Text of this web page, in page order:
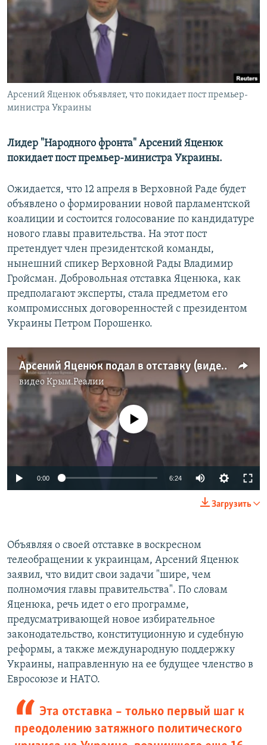
ПОБЕДИТЕЛЕЙ НЕ СУДЯТ?
КРЫМ.НЕПОКОРЕННЫЙ
УКРАИНСКАЯ ПРОБЛЕМА КРЫМА
ПРИСОЕДИНЯЙТЕСЬ!
Все сайты RFE/RL
Арсений Яценюк объявляет, что покидает пост премьер-
министра Украины
Лидер "Народного фронта" Арсений Яценюк
покидает пост премьер-министра Украины.
Ожидается, что 12 апреля в Верховной Раде будет
объявлено о формировании новой парламентской
коалиции и состоится голосование по кандидатуре
нового главы правительства. На этот пост
претендует член президентской команды,
нынешний спикер Верховной Рады Владимир
Гройсман. Добровольная отставка Яценюка, как
предполагают эксперты, стала предметом его
компромиссных договоренностей с президентом
Украины Петром Порошенко.
Арсений Яценюк подал в отставку (видео)
видеоКрым.Реалии
No media source currently available
0:00 6:24
Загрузить
Объявляя о своей отставке в воскресном
телеобращении к украинцам, Арсений Яценюк
заявил, что видит свои задачи "шире, чем
полномочия главы правительства". По словам
Яценюка, речь идет о его программе,
предусматривающей новое избирательное
законодательство, конституционную и судебную
реформы, а также международную поддержку
Украины, направленную на ее будущее членство в
Евросоюзе и НАТО.
Эта отставка – только первый шаг к
преодолению затяжного политического